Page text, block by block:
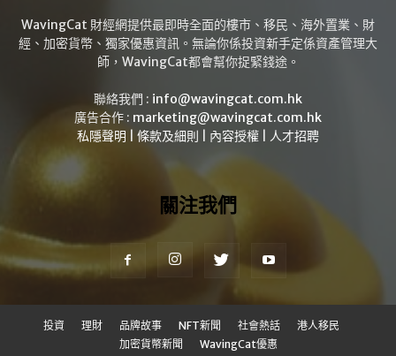
WavingCat 財經網提供最即時全面的樓市、移民、海外置業、財
經、加密貨幣、獨家優惠資訊。無論你係投資新手定係資產管理大
師，WavingCat都會幫你捉緊錢途。
聯絡我們 : info@wavingcat.com.hk
廣告合作 : marketing@wavingcat.com.hk
私隱聲明
條款及細則 內容授權 人才招聘
關注我們
投資 理財 品牌故事 NFT新聞 社會熱話
港人移民
加密貨幣新聞
WavingCat優惠